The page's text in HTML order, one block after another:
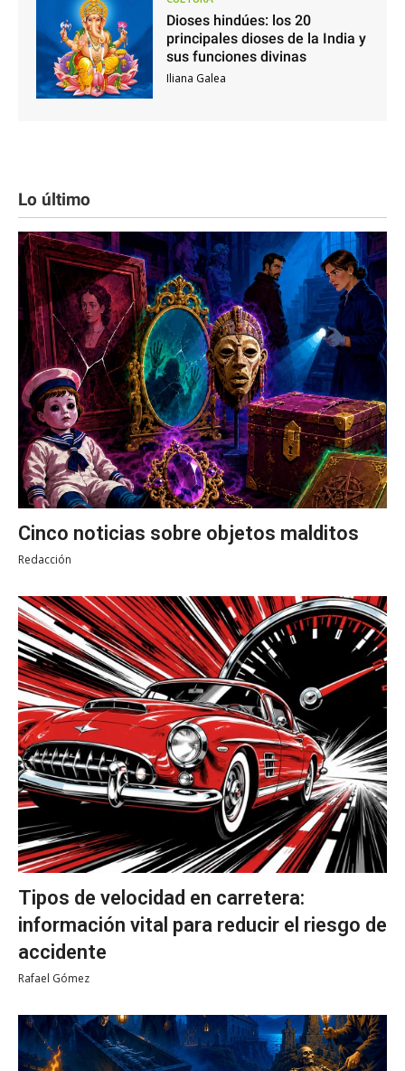
Dioses hindúes: los 20
principales dioses de la India y
sus funciones divinas
Iliana Galea
Lo último
Cinco noticias sobre objetos malditos
Redacción
Tipos de velocidad en carretera:
información vital para reducir el riesgo de
accidente
Rafael Gómez